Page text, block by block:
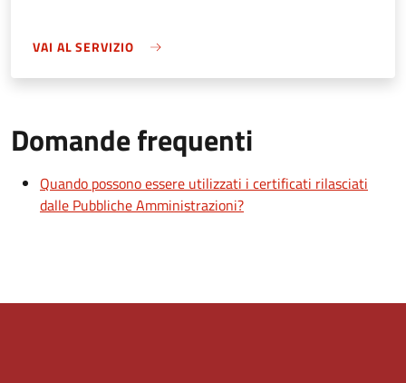
VAI AL SERVIZIO
Domande frequenti
Quando possono essere utilizzati i certificati rilasciati
dalle Pubbliche Amministrazioni?